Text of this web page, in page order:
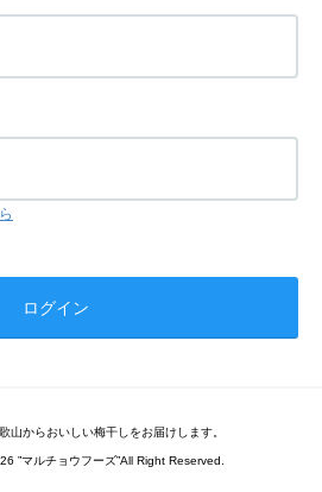
山からおいしい梅干しをお届けします。
”マルチョウフーズ”All Right Reserved.